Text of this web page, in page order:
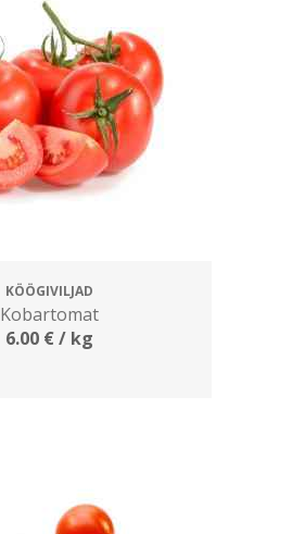
KÖÖGIVILJAD
Kobartomat
6.00 €/ kg